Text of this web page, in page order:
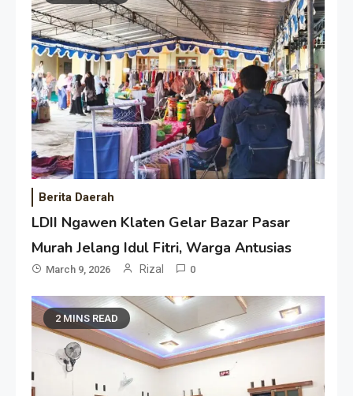
Berita Daerah
LDII Ngawen Klaten Gelar Bazar Pasar
Murah Jelang Idul Fitri, Warga Antusias
March 9, 2026 Rizal 0
2 MINS READ